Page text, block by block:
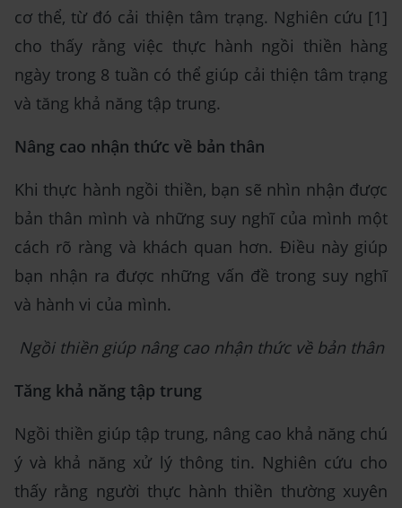
cơ thể, từ đó cải thiện tâm trạng. Nghiên cứu [1]
cho thấy rằng việc thực hành ngồi thiền hàng
ngày trong 8 tuần có thể giúp cải thiện tâm trạng
và tăng khả năng tập trung.
Nâng cao nhận thức về bản thân
Khi thực hành ngồi thiền, bạn sẽ nhìn nhận được
bản thân mình và những suy nghĩ của mình một
cách rõ ràng và khách quan hơn. Điều này giúp
bạn nhận ra được những vấn đề trong suy nghĩ
và hành vi của mình.
Ngồi thiền giúp nâng cao nhận thức về bản thân
Tăng khả năng tập trung
Ngồi thiền giúp tập trung, nâng cao khả năng chú
ý và khả năng xử lý thông tin. Nghiên cứu cho
thấy rằng người thực hành thiền thường xuyên